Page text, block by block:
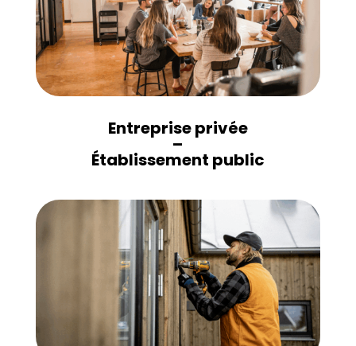
Entreprise privée
–
Établissement public